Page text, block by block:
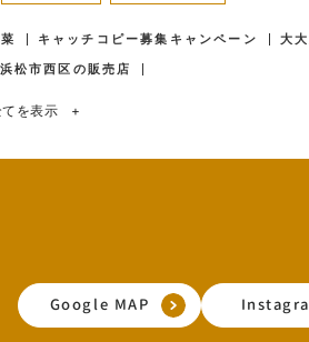
キャッチコピー募集キャンペーン 大
浜松市西区の販売店
てを表示 +
Google MAP